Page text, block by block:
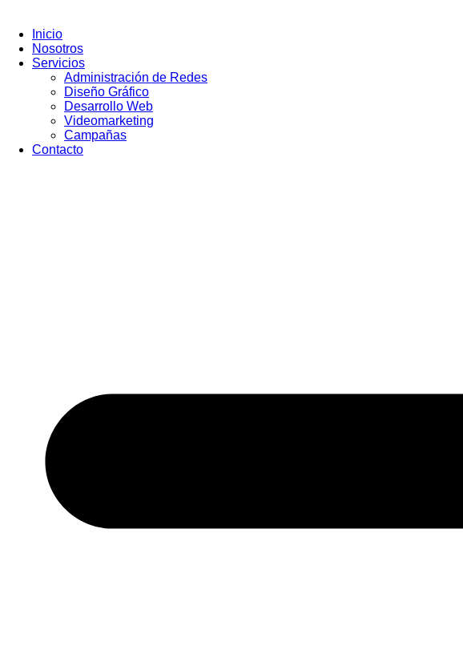
contenido
Inicio
Nosotros
Servicios
Administración de Redes
Diseño Gráfico
Desarrollo Web
Videomarketing
Campañas
Contacto